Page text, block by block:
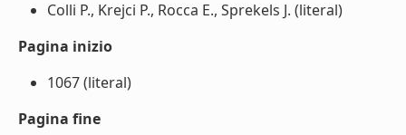
Colli P., Krejci P., Rocca E., Sprekels J. (literal)
Pagina inizio
1067 (literal)
Pagina fine